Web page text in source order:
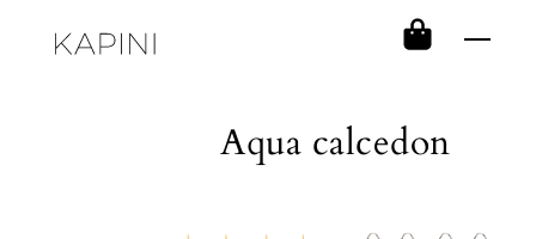
Aqua calcedon